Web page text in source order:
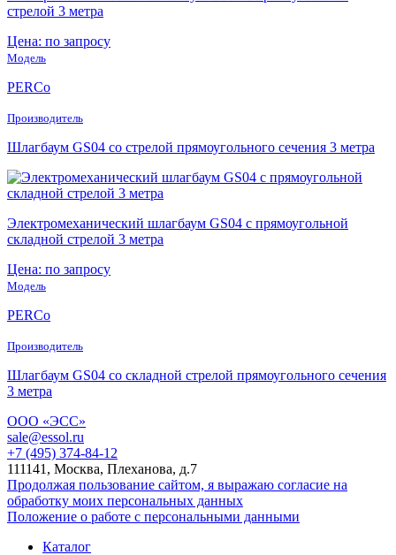
стрелой 3 метра
Цена: по запросу
Модель
PERCo
Производитель
Шлагбаум GS04 со стрелой прямоугольного сечения 3 метра
Электромеханический шлагбаум GS04 с прямоугольной
складной стрелой 3 метра
Цена: по запросу
Модель
PERCo
Производитель
Шлагбаум GS04 со складной стрелой прямоугольного сечения
3 метра
ООО «ЭСС»
sale@essol.ru
+7 (495) 374-84-12
111141, Москва, Плеханова, д.7
Продолжая пользование сайтом, я выражаю согласие на
обработку моих персональных данных
Положение о работе с персональными данными
Каталог